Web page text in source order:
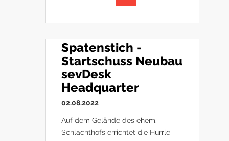
Spatenstich -
Startschuss Neubau
sevDesk
Headquarter
02.08.2022
Auf dem Gelände des ehem.
Schlachthofs errichtet die Hurrle